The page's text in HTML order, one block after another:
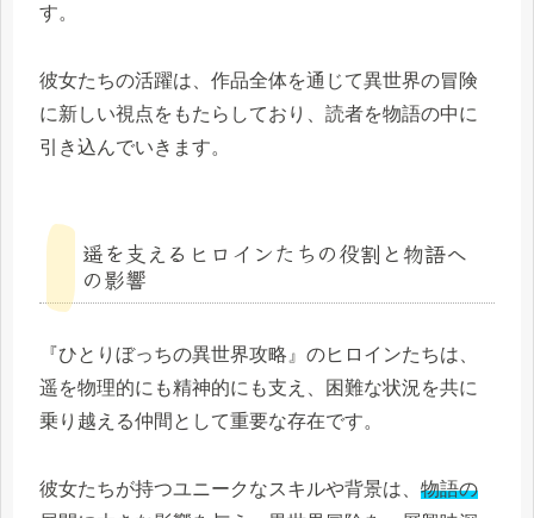
す。
彼女たちの活躍は、作品全体を通じて異世界の冒険
に新しい視点をもたらしており、読者を物語の中に
引き込んでいきます。
遥を支えるヒロインたちの役割と物語へ
の影響
『ひとりぼっちの異世界攻略』のヒロインたちは、
遥を物理的にも精神的にも支え、困難な状況を共に
乗り越える仲間として重要な存在です。
彼女たちが持つユニークなスキルや背景は、 物語の